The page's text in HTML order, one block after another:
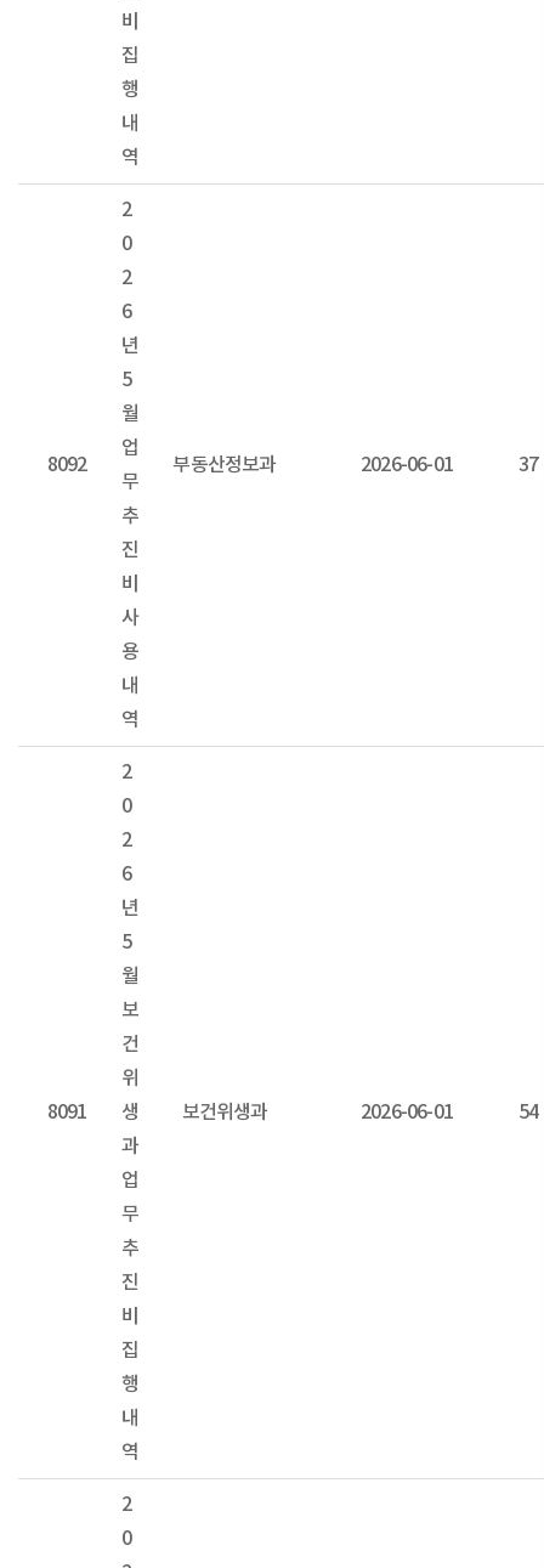
비
집
행
내
역
8092
2
0
2
6
년
5
월
업
무
추
진
비
사
용
내
역
부동산정보과 2026-06-01 37
8091
2
0
2
6
년
5
월
보
건
위
생
과
업
무
추
진
비
집
행
내
역
보건위생과 2026-06-01 54
2
0